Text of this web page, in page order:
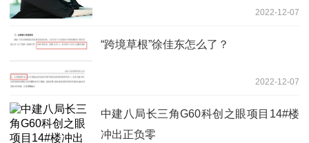
2022-12-07
“跨境草根”徐佳东怎么了？
2022-12-07
中建八局长三角G60科创之眼项目14#楼
冲出正负零